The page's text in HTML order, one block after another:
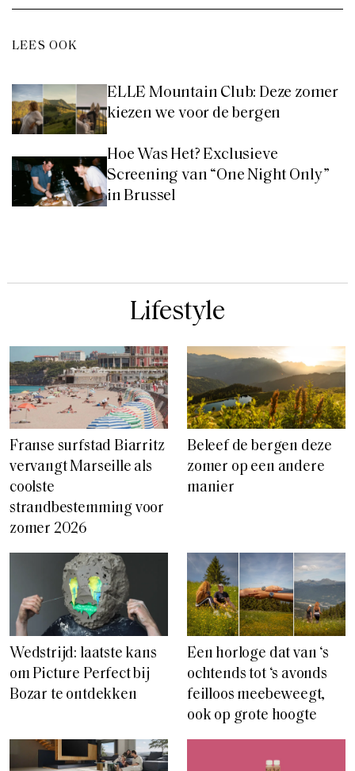
LEES OOK
ELLE Mountain Club: Deze zomer
kiezen we voor de bergen
Hoe Was Het? Exclusieve
Screening van “One Night Only”
in Brussel
Lifestyle
Franse surfstad Biarritz
vervangt Marseille als
coolste
strandbestemming voor
zomer 2026
Beleef de bergen deze
zomer op een andere
manier
Wedstrijd: laatste kans
om Picture Perfect bij
Bozar te ontdekken
Een horloge dat van ‘s
ochtends tot ‘s avonds
feilloos meebeweegt,
ook op grote hoogte